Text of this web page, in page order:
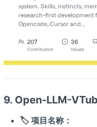
9. Open-LLM-
🏷️ 项目名称：